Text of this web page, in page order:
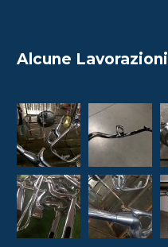
Alcune Lavorazioni